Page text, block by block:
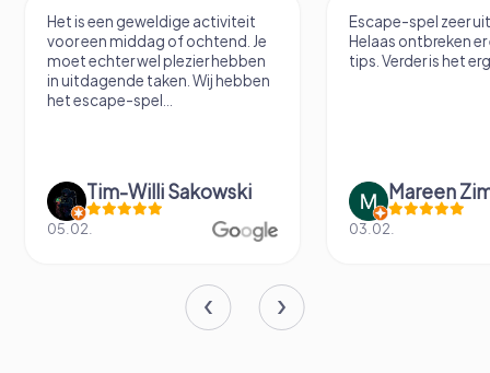
Het is een geweldige activiteit
voor een middag of ochtend. Je
moet echter wel plezier hebben
in uitdagende taken. Wij hebben
het escape-spel...
Tim-Willi Sakowski
05.02.
Escape-spel zeer
Helaas ontbreken er
tips. Verder is het
Mareen
03.02.